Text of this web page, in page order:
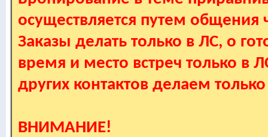
осуществляется путем
Заказы делать только в ЛС, о
время и место встреч только в
других контактов делаем
ВНИМАНИЕ!